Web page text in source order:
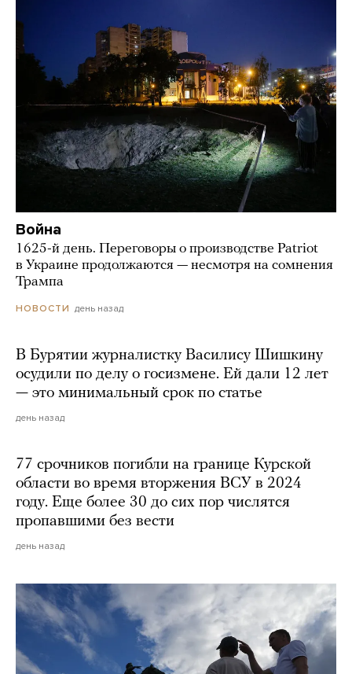
Война
1625-й день. Переговоры о производстве Patriot
в Украине продолжаются — несмотря на сомнения
Трампа
НОВОСТИ день назад
В Бурятии журналистку Василису Шишкину
осудили по делу о госизмене. Ей дали 12 лет
— это минимальный срок по статье
день назад
77 срочников погибли на границе Курской
области во время вторжения ВСУ в 2024
году. Еще более 30 до сих пор числятся
пропавшими без вести
день назад